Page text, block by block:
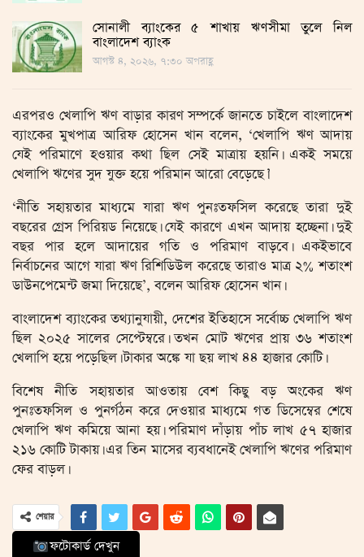
সোনালী ব্যাংকের ৫ শাখায় ঋণসীমা তুলে নিল
বাংলাদেশ ব্যাংক
আগস্ট ৪, ২০২৬, ৭:৩০ অপরাহ্ণ
এরপরও খেলাপি ঋণ বাড়ার কারণ সম্পর্কে জানতে চাইলে বাংলাদেশ
ব্যাংকের মুখপাত্র আরিফ হোসেন খান বলেন, ‘খেলাপি ঋণ আদায়
যেই পরিমাণে হওয়ার কথা ছিল সেই মাত্রায় হয়নি। একই সময়ে
খেলাপি ঋণের সুদ যুক্ত হয়ে পরিমান আরো বেড়েছে।’
‘নীতি সহায়তার মাধ্যমে যারা ঋণ পুনঃতফসিল করেছে তারা দুই
বছরের গ্রেস পিরিয়ড নিয়েছে। যেই কারণে এখন আদায় হচ্ছেনা। দুই
বছর পার হলে আদায়ের গতি ও পরিমাণ বাড়বে। একইভাবে
নির্বাচনের আগে যারা ঋণ রিশিডিউল করেছে তারাও মাত্র ২% শতাংশ
ডাউনপেমেন্ট জমা দিয়েছে’, বলেন আরিফ হোসেন খান।
বাংলাদেশ ব্যাংকের তথ্যানুযায়ী, দেশের ইতিহাসে সর্বোচ্চ খেলাপি ঋণ
ছিল ২০২৫ সালের সেপ্টেম্বরে। তখন মোট ঋণের প্রায় ৩৬ শতাংশ
খেলাপি হয়ে পড়েছিল। টাকার অঙ্কে যা ছয় লাখ ৪৪ হাজার কোটি।
বিশেষ নীতি সহায়তার আওতায় বেশ কিছু বড় অংকের ঋণ
পুনঃতফসিল ও পুনর্গঠন করে দেওয়ার মাধ্যমে গত ডিসেম্বের শেষে
খেলাপি ঋণ কমিয়ে আনা হয়। পরিমাণ দাঁড়ায় পাঁচ লাখ ৫৭ হাজার
২১৬ কোটি টাকায়। এর তিন মাসের ব্যবধানেই খেলাপি ঋণের পরিমাণ
ফের বাড়ল।
শেয়ার
ফটোকার্ড দেখুন